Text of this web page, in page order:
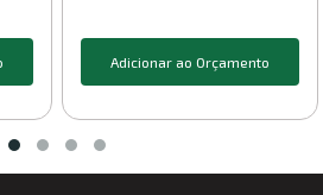
Adicionar ao Orçamento